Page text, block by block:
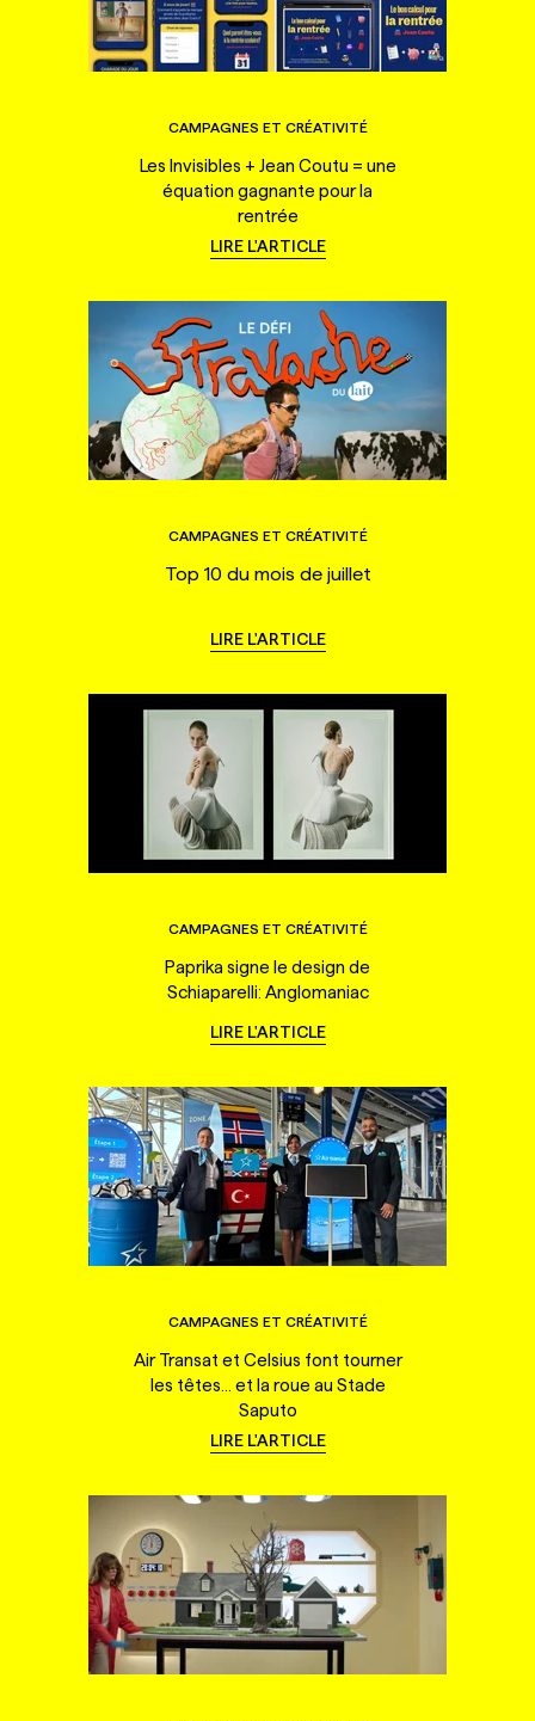
CAMPAGNES ET CRÉATIVITÉ
Les Invisibles + Jean Coutu = une
équation gagnante pour la
rentrée
LIRE L'ARTICLE
CAMPAGNES ET CRÉATIVITÉ
Top 10 du mois de juillet
LIRE L'ARTICLE
CAMPAGNES ET CRÉATIVITÉ
Paprika signe le design de
Schiaparelli: Anglomaniac
LIRE L'ARTICLE
CAMPAGNES ET CRÉATIVITÉ
Air Transat et Celsius font tourner
les têtes... et la roue au Stade
Saputo
LIRE L'ARTICLE